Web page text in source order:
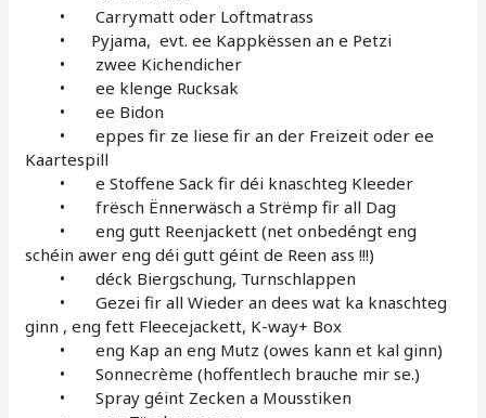
• Carrymatt oder Loftmatrass
• Pyjama, evt. ee Kappkëssen an e Petzi
• zwee Kichendicher
• ee klenge Rucksak
• ee Bidon
• eppes fir ze liese fir an der Freizeit oder ee
Kaartespill
• e Stoffene Sack fir déi knaschteg Kleeder
• frësch Ënnerwäsch a Strëmp fir all Dag
• eng gutt Reenjackett (net onbedéngt eng
schéin awer eng déi gutt géint de Reen ass !!!)
• déck Biergschung, Turnschlappen
• Gezei fir all Wieder an dees wat ka knaschteg
ginn , eng fett Fleecejackett, K-way+ Box
• eng Kap an eng Mutz (owes kann et kal ginn)
• Sonnecrème (hoffentlech brauche mir se.)
• Spray géint Zecken a Mousstiken